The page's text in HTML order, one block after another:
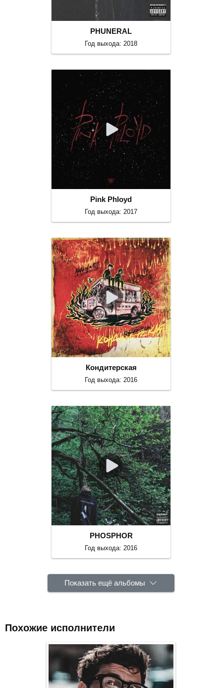
PHUNERAL
Год выхода: 2018
Pink Phloyd
Год выхода: 2017
Кондитерская
Год выхода: 2016
PHOSPHOR
Год выхода: 2016
Показать ещё альбомы
Похожие исполнители